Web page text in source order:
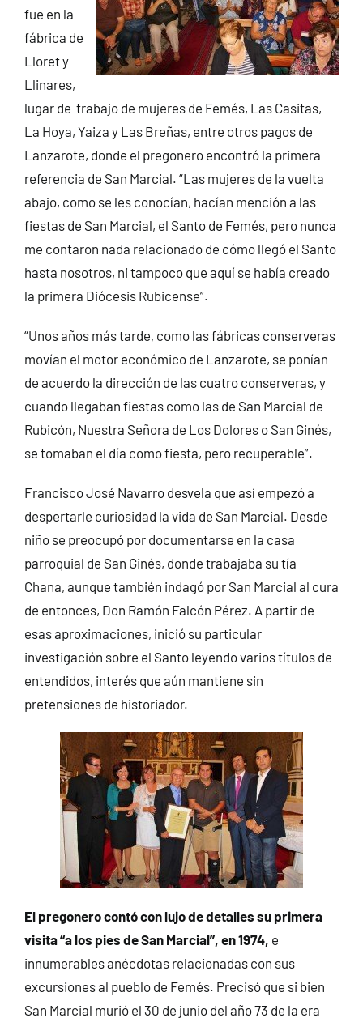
fue en la
fábrica de
Lloret y
Llinares,
lugar de trabajo de mujeres de Femés, Las Casitas,
La Hoya, Yaiza y Las Breñas, entre otros pagos de
Lanzarote, donde el pregonero encontró la primera
referencia de San Marcial. “Las mujeres de la vuelta
abajo, como se les conocían, hacían mención a las
fiestas de San Marcial, el Santo de Femés, pero nunca
me contaron nada relacionado de cómo llegó el Santo
hasta nosotros, ni tampoco que aquí se había creado
la primera Diócesis Rubicense”.
“Unos años más tarde, como las fábricas conserveras
movían el motor económico de Lanzarote, se ponían
de acuerdo la dirección de las cuatro conserveras, y
cuando llegaban fiestas como las de San Marcial de
Rubicón, Nuestra Señora de Los Dolores o San Ginés,
se tomaban el día como fiesta, pero recuperable”.
Francisco José Navarro desvela que así empezó a
despertarle curiosidad la vida de San Marcial. Desde
niño se preocupó por documentarse en la casa
parroquial de San Ginés, donde trabajaba su tía
Chana, aunque también indagó por San Marcial al cura
de entonces, Don Ramón Falcón Pérez. A partir de
esas aproximaciones, inició su particular
investigación sobre el Santo leyendo varios títulos de
entendidos, interés que aún mantiene sin
pretensiones de historiador.
El pregonero contó con lujo de detalles su primera
visita “a los pies de San Marcial”, en 1974, e
innumerables anécdotas relacionadas con sus
excursiones al pueblo de Femés. Precisó que si bien
San Marcial murió el 30 de junio del año 73 de la era